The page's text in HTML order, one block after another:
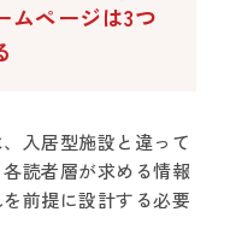
ムページは3つ
入居型施設と違って
読者層が求める情報
前提に設計する必要